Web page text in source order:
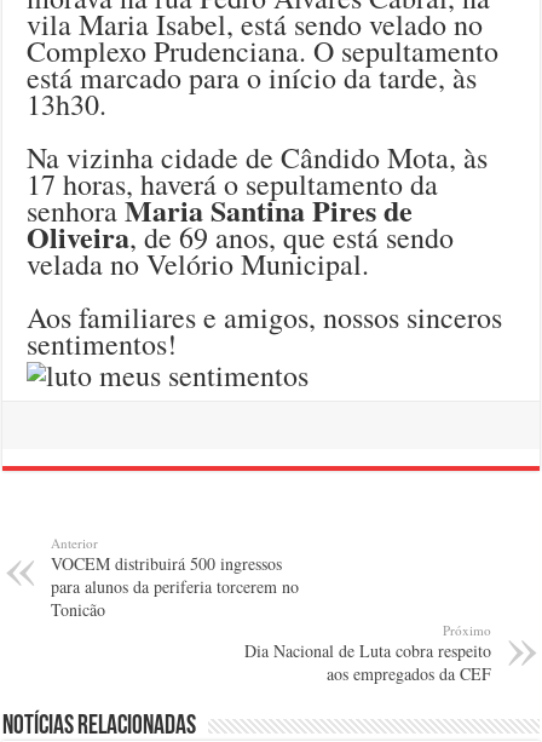
vila Maria Isabel, está sendo velado no
Complexo Prudenciana. O sepultamento
está marcado para o início da tarde, às
13h30.
Na vizinha cidade de Cândido Mota, às
17 horas, haverá o sepultamento da
senhoraMaria Santina Pires de
Oliveira, de 69 anos, que está sendo
velada no Velório Municipal.
Aos familiares e amigos, nossos sinceros
sentimentos!
Anterior
VOCEM distribuirá 500 ingressos
para alunos da periferia torcerem no
Tonicão
Próximo
Dia Nacional de Luta cobra respeito
aos empregados da CEF
Notícias relacionadas